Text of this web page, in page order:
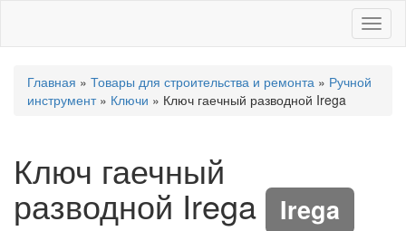
Главная » Товары для строительства и ремонта » Ручной
инструмент» Ключи » Ключ гаечный разводной Irega
Ключ гаечный
разводной Irega Irega